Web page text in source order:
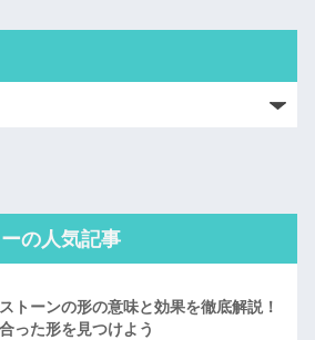
の人気記事
トーンの形の意味と効果を徹底解説！
った形を見つけよう